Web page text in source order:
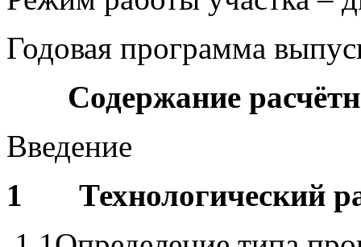
Годовая программа
Содержание
Введение
1 Технологический